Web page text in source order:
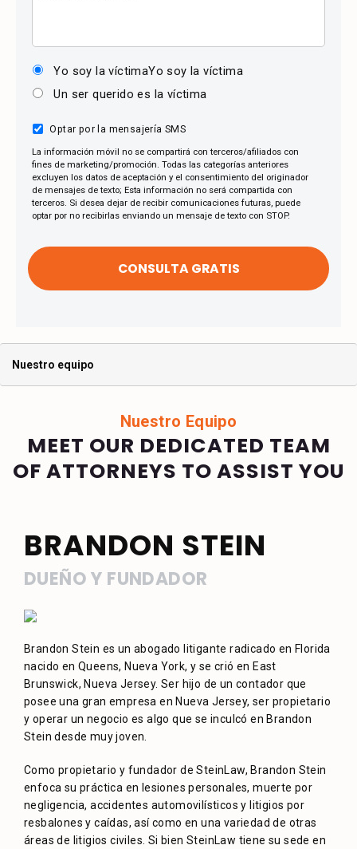
Yo soy la víctimaYo soy la víctima
Un ser querido es la víctima
Optar por la mensajería SMS
La información móvil no se compartirá con terceros/afiliados con
fines de marketing/promoción. Todas las categorías anteriores
excluyen los datos de aceptación y el consentimiento del originador
de mensajes de texto; Esta información no será compartida con
terceros. Si desea dejar de recibir comunicaciones futuras, puede
optar por no recibirlas enviando un mensaje de texto con STOP.
Nuestro equipo
Nuestro Equipo
MEET OUR DEDICATED TEAM
OF ATTORNEYS TO ASSIST YOU
BRANDON STEIN
DUEÑO Y FUNDADOR
Brandon Stein es un abogado litigante radicado en Florida
nacido en Queens, Nueva York, y se crió en East
Brunswick, Nueva Jersey. Ser hijo de un contador que
posee una gran empresa en Nueva Jersey, ser propietario
y operar un negocio es algo que se inculcó en Brandon
Stein desde muy joven.
Como propietario y fundador de SteinLaw, Brandon Stein
enfoca su práctica en lesiones personales, muerte por
negligencia, accidentes automovilísticos y litigios por
resbalones y caídas, así como en una variedad de otras
áreas de litigios civiles. Si bien SteinLaw tiene su sede en